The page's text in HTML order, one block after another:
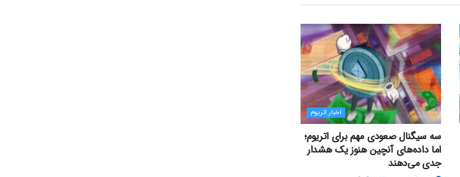
اخبار اتریوم
سه سیگنال صعودی مهم برای اتریوم؛
اما داده‌های آنچین هنوز یک هشدار
جدی می‌دهند